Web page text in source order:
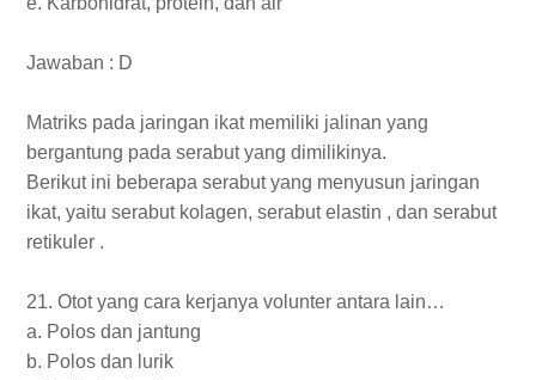
Jawaban : D
Matriks pada jaringan ikat memiliki jalinan yang
bergantung pada serabut yang dimilikinya.
Berikut ini beberapa serabut yang menyusun jaringan
ikat, yaitu serabut kolagen, serabut elastin , dan serabut
retikuler .
21. Otot yang cara kerjanya volunter antara lain…
a. Polos dan jantung
b. Polos dan lurik